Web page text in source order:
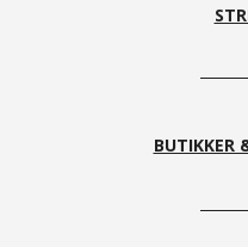
BUTIKKER